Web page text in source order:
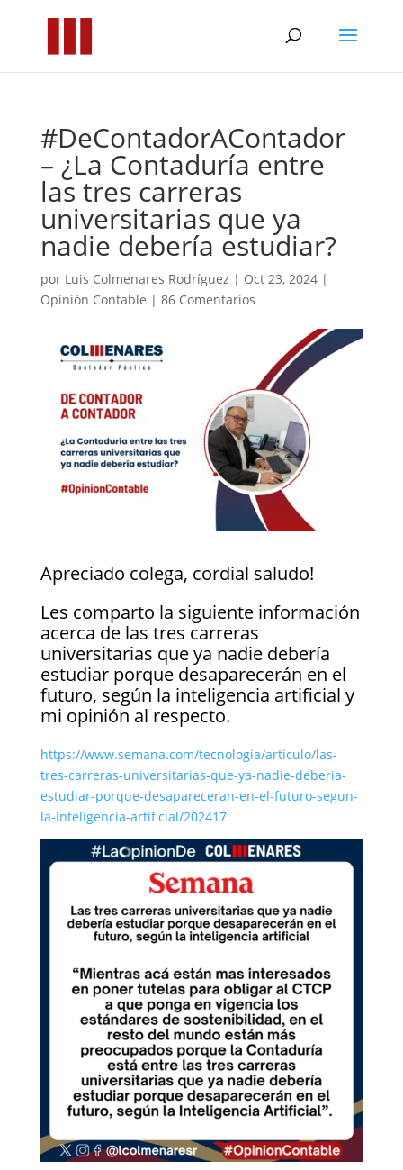
#DeContadorAContador
– ¿La Contaduría entre
las tres carreras
universitarias que ya
nadie debería estudiar?
por Luis Colmenares Rodríguez | Oct 23, 2024|
Opinión Contable | 86 Comentarios
Apreciado colega, cordial saludo!
Les comparto la siguiente información
acerca de las tres carreras
universitarias que ya nadie debería
estudiar porque desaparecerán en el
futuro, según la inteligencia artificial y
mi opinión al respecto.
https://www.semana.com/tecnologia/articulo/las-
tres-carreras-universitarias-que-ya-nadie-deberia-
estudiar-porque-desapareceran-en-el-futuro-segun-
la-inteligencia-artificial/202417